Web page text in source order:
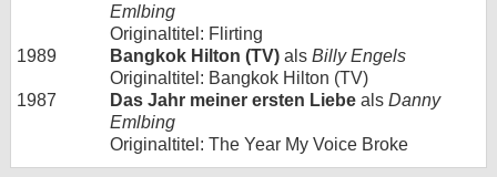
Emlbing
Originaltitel: Flirting
1989
Bangkok Hilton (TV) als Billy Engels
Originaltitel: Bangkok Hilton (TV)
1987
Das Jahr meiner ersten Liebe als Danny
Emlbing
Originaltitel: The Year My Voice Broke